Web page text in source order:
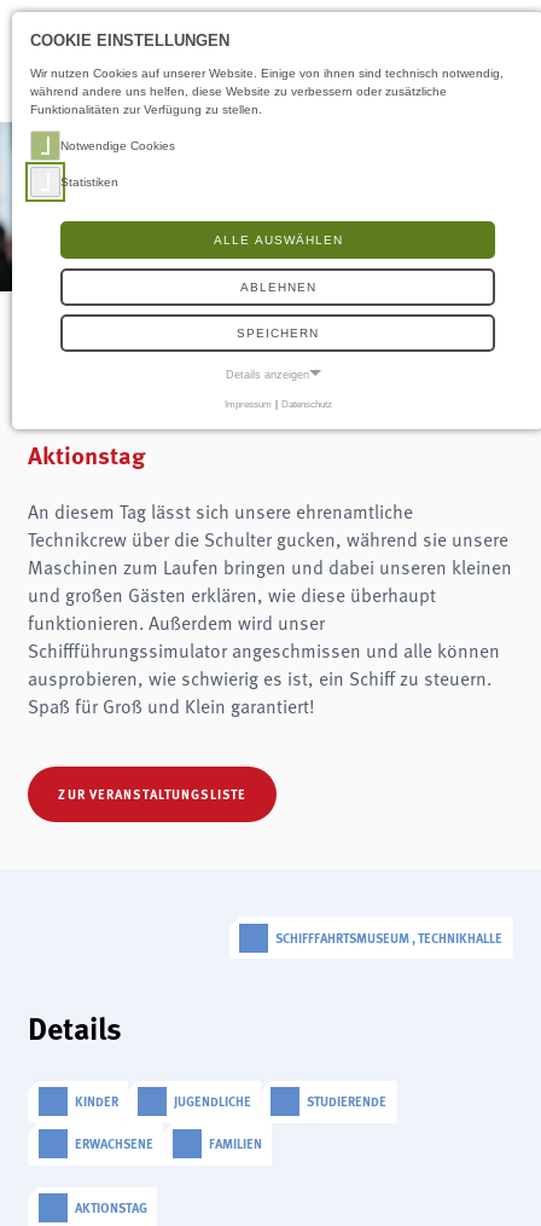
Öffnungszeiten
Techniksonntag
Aktionstag
An diesem Tag lässt sich unsere ehrenamtliche
Technikcrew über die Schulter gucken, während sie unsere
Maschinen zum Laufen bringen und dabei unseren kleinen
und großen Gästen erklären, wie diese überhaupt
funktionieren. Außerdem wird unser
Schiffführungssimulator angeschmissen und alle können
ausprobieren, wie schwierig es ist, ein Schiff zu steuern.
Spaß für Groß und Klein garantiert!
ZUR VERANSTALTUNGSLISTE
SCHIFFFAHRTSMUSEUM , TECHNIKHALLE
Details
KINDER JUGENDLICHE STUDIERENDE
ERWACHSENE FAMILIEN
AKTIONSTAG
COOKIE EINSTELLUNGEN
Wir nutzen Cookies auf unserer Website. Einige von ihnen sind technisch notwendig,
während andere uns helfen, diese Website zu verbessern oder zusätzliche
Funktionalitäten zur Verfügung zu stellen.
Notwendige Cookies
Statistiken
ALLE AUSWÄHLEN
ABLEHNEN
SPEICHERN
Details anzeigen
einwandfreie Funktion der Website erforderlich.
Name:
fe_typo3_user
Anbieter:
museen-flensburg.de
Zweck:
Cookie Laufzeit:
Name:
STATISTIKEN
Wir verwenden Matomo für anonyme Website-Analysen, um unsere Dienste zu
analytics
Anbieter:
Matomo
Impressum | Datenschutz